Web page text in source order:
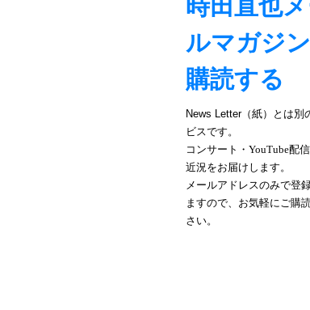
ン
時田直也
ルマガジ
購読する
News Letter（紙）とは別
ビスです。
コンサート・YouTube配信
近況をお届けします。
メールアドレスのみで登
ますので、お気軽にご購
さい。